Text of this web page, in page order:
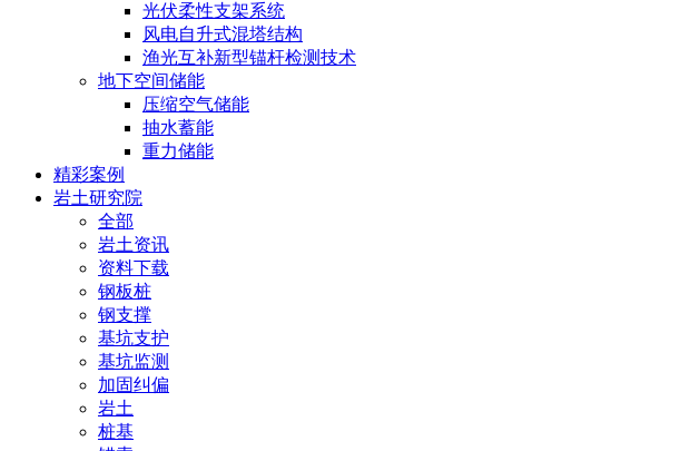
光伏柔性支架系统
风电自升式混塔结构
渔光互补新型锚杆检测技术
地下空间储能
压缩空气储能
抽水蓄能
重力储能
精彩案例
岩土研究院
全部
岩土资讯
资料下载
钢板桩
钢支撑
基坑支护
基坑监测
加固纠偏
岩土
桩基